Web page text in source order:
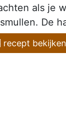
als je
De
recept bekijken